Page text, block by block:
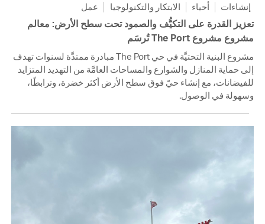
إنشاءات أحياء الابتكار والتكنولوجيا عمل
تعزيز القدرة على التكيُّف والصمود تحت سطح الأرض: معالم
مشروع مشروع The Port تُرسَم
مشروع البنية التحتيَّة في حي The Port مبادرة ممتدَّة لسنوات تهدف
إلى حماية المنازل والشوارع والمساحات العامَّة من التهديد المتزايد
للفيضانات، مع إنشاء حيّ فوق سطح الأرض أكثر خضرة، وترابطًا،
وسهولة في الوصول.